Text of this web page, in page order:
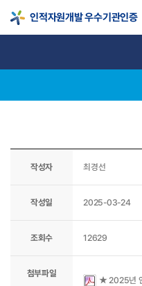
인적자원개발 우수기관인증
작성자 최경선
작성일 2025-03-24
조회수 12629
첨부파일
★ 2025년